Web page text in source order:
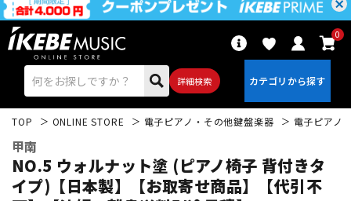
詳細検索
0
TOP ONLINE STORE 電子ピアノ・その他鍵盤楽器 電子ピアノ
甲南
NO.5 ウォルナット塗 (ピアノ椅子 背付きタ
イプ)【日本製】【お取寄せ商品】【代引不